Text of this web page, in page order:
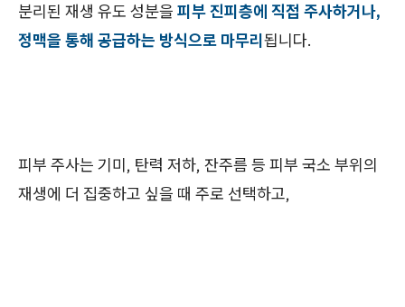
분리된 재생 유도 성분을 피부 진피층에 직접 주사하거나,
정맥을 통해 공급하는 방식으로 마무리됩니다.
피부 주사는 기미, 탄력 저하, 잔주름 등 피부 국소 부위의
재생에 더 집중하고 싶을 때 주로 선택하고,